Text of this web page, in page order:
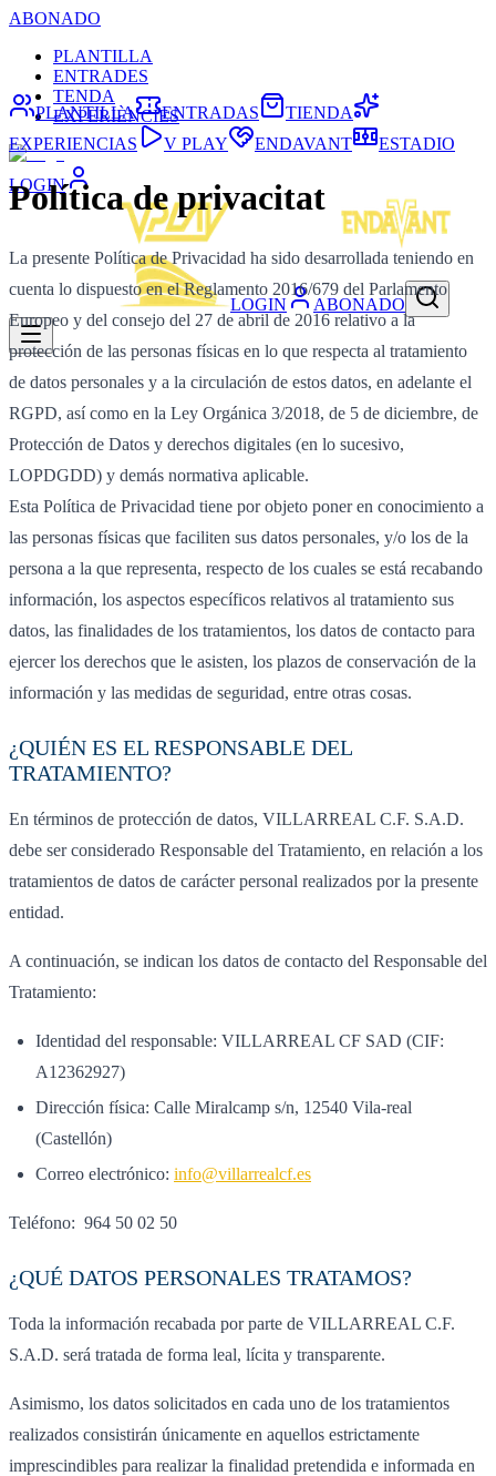
ABONADO
PLANTILLA
ENTRADES
TENDA
EXPERIÈNCIES
LOGIN
LOGIN ABONADO
PLANTILLA ENTRADAS
TIENDA
EXPERIENCIAS
V PLAY ENDAVANT ESTADIO
Política de privacitat
La presente Política de Privacidad ha sido desarrollada teniendo en
cuenta lo dispuesto en el Reglamento 2016/679 del Parlamento
Europeo y del consejo del 27 de abril de 2016 relativo a la
protección de las personas físicas en lo que respecta al tratamiento
de datos personales y a la circulación de estos datos, en adelante el
RGPD, así como en la Ley Orgánica 3/2018, de 5 de diciembre, de
Protección de Datos y derechos digitales (en lo sucesivo,
LOPDGDD) y demás normativa aplicable.
Esta Política de Privacidad tiene por objeto poner en conocimiento a
las personas físicas que faciliten sus datos personales, y/o los de la
persona a la que representa, respecto de los cuales se está recabando
información, los aspectos específicos relativos al tratamiento sus
datos, las finalidades de los tratamientos, los datos de contacto para
ejercer los derechos que le asisten, los plazos de conservación de la
información y las medidas de seguridad, entre otras cosas.
¿QUIÉN ES EL RESPONSABLE DEL
TRATAMIENTO?
En términos de protección de datos, VILLARREAL C.F. S.A.D.
debe ser considerado Responsable del Tratamiento, en relación a los
tratamientos de datos de carácter personal realizados por la presente
entidad.
A continuación, se indican los datos de contacto del Responsable del
Tratamiento:
Identidad del responsable: VILLARREAL CF SAD (CIF:
A12362927)
Dirección física: Calle Miralcamp s/n, 12540 Vila-real
(Castellón)
Correo electrónico: info@villarrealcf.es
Teléfono: 964 50 02 50
¿QUÉ DATOS PERSONALES TRATAMOS?
Toda la información recabada por parte de VILLARREAL C.F.
S.A.D. será tratada de forma leal, lícita y transparente.
Asimismo, los datos solicitados en cada uno de los tratamientos
realizados consistirán únicamente en aquellos estrictamente
imprescindibles para realizar la finalidad pretendida e informada en